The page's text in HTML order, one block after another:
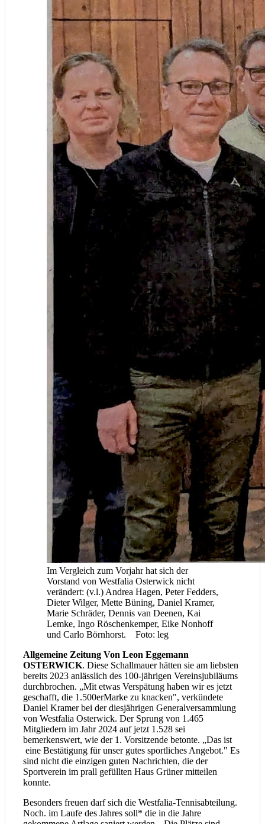
Im Vergleich zum Vorjahr hat sich der
Vorstand von Westfalia Osterwick nicht
verändert: (v.l.) Andrea Hagen, Peter Fedders,
Dieter Wilger, Mette Büning, Daniel Kramer,
Marie Schräder, Dennis van Deenen, Kai
Lemke, Ingo Röschenkemper, Eike Nonhoff
und Carlo Börnhorst. Foto: leg
Allgemeine Zeitung Von Leon Eggemann
OSTERWICK. Diese Schallmauer hätten sie am liebsten
bereits 2023 anlässlich des 100-jährigen Vereinsjubiläums
durchbrochen. „Mit etwas Verspätung haben wir es jetzt
geschafft, die 1.500erMarke zu knacken", verkündete
Daniel Kramer bei der diesjährigen Generalversammlung
von Westfalia Osterwick. Der Sprung von 1.465
Mitgliedern im Jahr 2024 auf jetzt 1.528 sei
bemerkenswert, wie der 1. Vorsitzende betonte. „Das ist
eine Bestätigung für unser gutes sportliches Angebot." Es
sind nicht die einzigen guten Nachrichten, die der
Sportverein im prall gefüllten Haus Grüner mitteilen
konnte.
Besonders freuen darf sich die Westfalia-Tennisabteilung.
Noch. im Laufe des Jahres soll* die in die Jahre